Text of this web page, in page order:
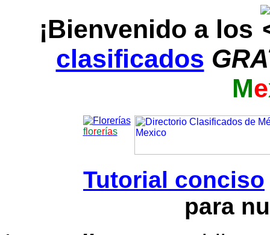
¡Bienvenido a los
clasificados
Me
florerías
Tutorial conciso
para